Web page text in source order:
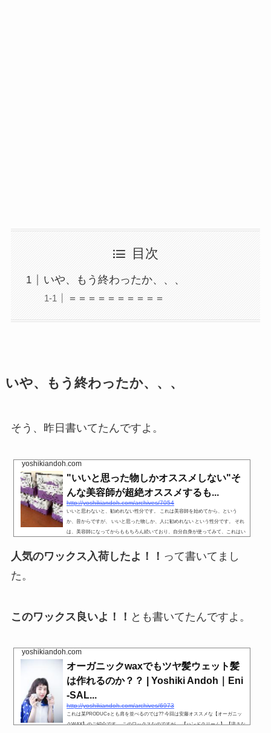
目次
いや、もう終わったか、、、
＝＝＝＝＝＝＝＝＝＝
いや、もう終わったか、、、
そう、昨日書いてたんですよ。
yoshikiandoh.com
"いいと思った物しかオススメしない"そ
んな美容師が超絶オススメするも...
http://yoshikiandoh.com/archives/7054
いいと思わないと、勧めれない性分です。 これは美容師を始めてから、という
か、昔からですが、 いいと思った物しか、人に勧めれない という性分です。 それ
は、美容師になってからももちろん続いており、自分自身が使ってみて、これはい
人気のワックス入荷したよ！！ って書いてまし
た。
このワックス良いよ！！ とも書いてたんですよ。
yoshikiandoh.com
オーガニックwaxでもツヤ髪ウェット髪
は作れるのか？？ | Yoshiki Andoh｜Eni
-SAL...
http://yoshikiandoh.com/archives/6973
これは某PRODUC○とも肩を並べるのでは?? 今回は安藤オススメな【オーガニッ
クWAX】のご紹介です。 このワックスなのですが、 【ハンドクリーム】 【流さな